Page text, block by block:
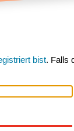
bist. Falls